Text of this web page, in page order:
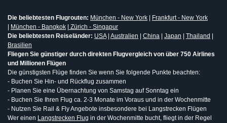
Die beliebtesten Flugrouten: München - New York
Frankfurt - New York
München - Bangkok
Zürich - Singapur
Die beliebtesten Reiseländer: USA| Australien China Japan Thailand
Brasilien
Fliegen Sie günstiger durch direkten Flugvergleich von über 750 Airlines
und Millionen Flügen
Die günstigsten Flüge finden Sie wenn Sie folgende Punkte beachten:
- Buchen Sie Hin- und Rückflug zusammen
- Planen Sie eine Übernachtung von Samstag auf Sonntag ein
- Buchen Sie Ihren Flug ca. 2-3 Monate im Voraus und in der Wochenmitte
- Nutzen Sie Rail & Fly Angebote insbesondere bei Langstrecken Flügen
Wer einen Langstrecken Flug in der Wochenmitte bucht, fliegt in der Regel